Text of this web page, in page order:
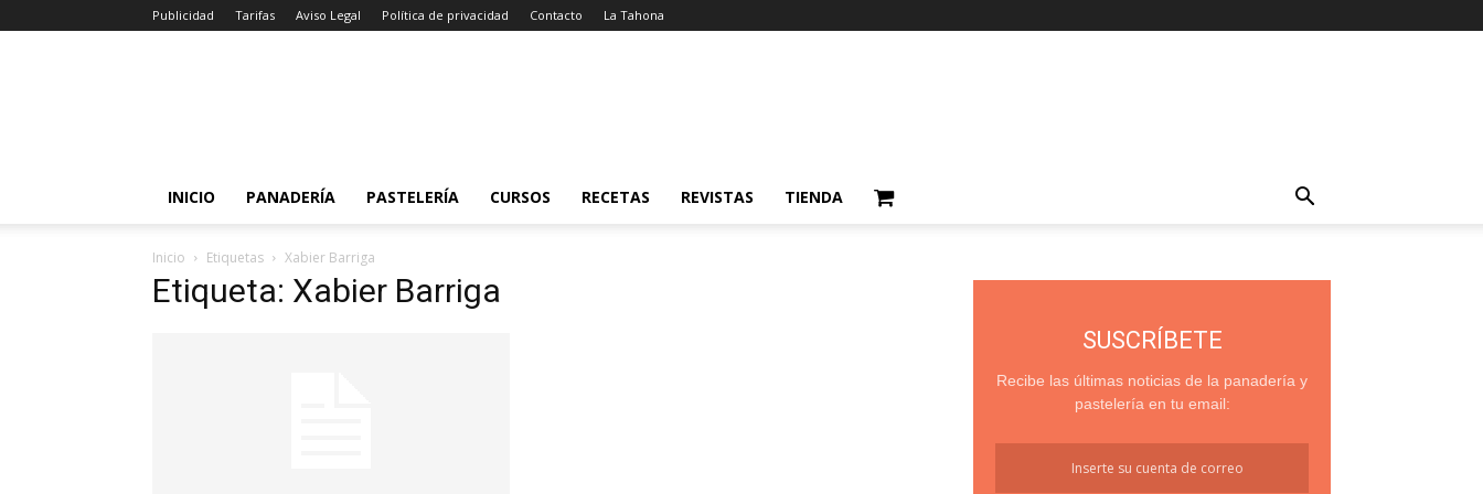
Publicidad Tarifas Aviso Legal Política de privacidad Contacto La Tahona
INICIO PANADERÍA PASTELERÍA CURSOS RECETAS REVISTAS TIENDA
Inicio Etiquetas Xabier Barriga
Etiqueta: Xabier Barriga
SUSCRÍBETE
Recibe las últimas noticias de la panadería y
pastelería en tu email: